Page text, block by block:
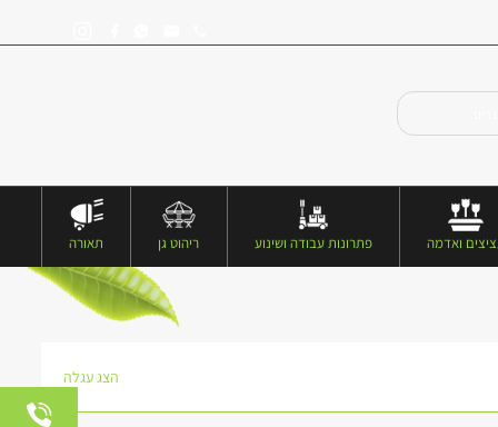
ואדמה פתרונות עבודה ושינוע ריהוט גן תאורה
הצג עגלה